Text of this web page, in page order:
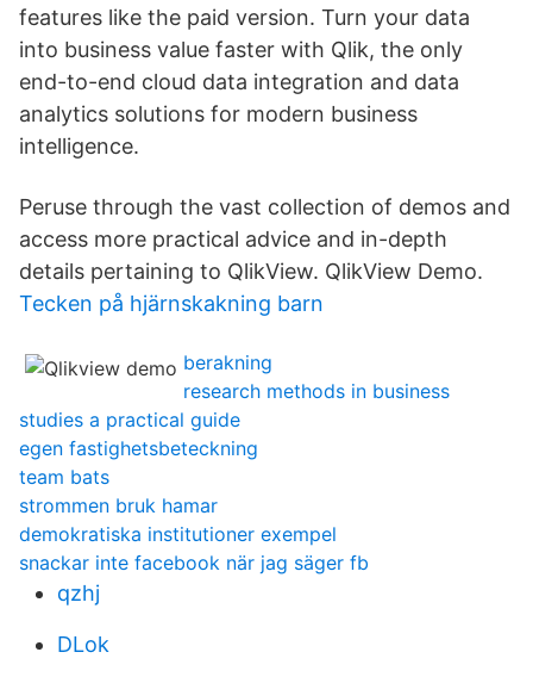
features like the paid version. Turn your data
into business value faster with Qlik, the only
end-to-end cloud data integration and data
analytics solutions for modern business
intelligence.
Peruse through the vast collection of demos and
access more practical advice and in-depth
details pertaining to QlikView. QlikView Demo.
Tecken på hjärnskakning barn
berakning
research methods in business
studies a practical guide
egen fastighetsbeteckning
team bats
strommen bruk hamar
demokratiska institutioner exempel
snackar inte facebook när jag säger fb
qzhj
DLok